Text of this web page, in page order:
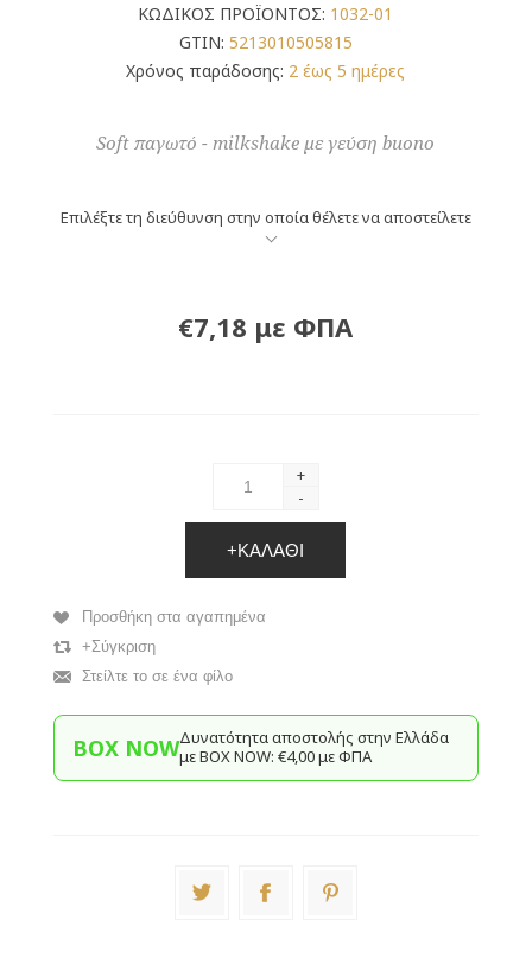
ΚΩΔΙΚΟΣ ΠΡΟΪΟΝΤΟΣ: 1032-01
GTIN: 5213010505815
Χρόνος παράδοσης: 2 έως 5 ημέρες
Soft παγωτό - milkshake με γεύση buono
Επιλέξτε τη διεύθυνση στην οποία θέλετε να αποστείλετε
€7,18 με ΦΠΑ
+
-
+ΚΑΛΆΘΙ
Προσθήκη στα αγαπημένα
+Σύγκριση
Στείλτε το σε ένα φίλο
BOX NOWΔυνατότητα αποστολής στην Ελλάδα
με BΟΧ ΝOW: €4,00 με ΦΠΑ